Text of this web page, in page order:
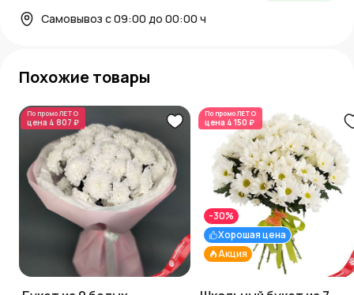
Самовывоз с 09:00 до 00:00 ч
Похожие товары
По промоЛЕТО
цена 4 807 ₽
По промоЛЕТО
цена 4 150 ₽
Акция
Хорошая цена
-30%